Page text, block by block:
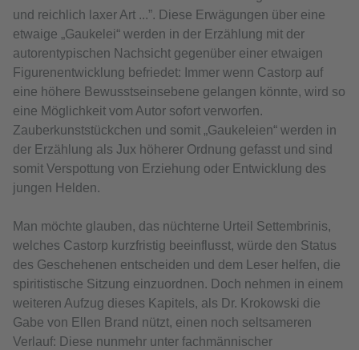
und reichlich laxer Art ...”. Diese Erwägungen über eine
etwaige „Gaukelei“ werden in der Erzählung mit der
autorentypischen Nachsicht gegenüber einer etwaigen
Figurenentwicklung befriedet: Immer wenn Castorp auf
eine höhere Bewusstseinsebene gelangen könnte, wird so
eine Möglichkeit vom Autor sofort verworfen.
Zauberkunststückchen und somit „Gaukeleien“ werden in
der Erzählung als Jux höherer Ordnung gefasst und sind
somit Verspottung von Erziehung oder Entwicklung des
jungen Helden.
Man möchte glauben, das nüchterne Urteil Settembrinis,
welches Castorp kurzfristig beeinflusst, würde den Status
des Geschehenen entscheiden und dem Leser helfen, die
spiritistische Sitzung einzuordnen. Doch nehmen in einem
weiteren Aufzug dieses Kapitels, als Dr. Krokowski die
Gabe von Ellen Brand nützt, einen noch seltsameren
Verlauf: Diese nunmehr unter fachmännischer